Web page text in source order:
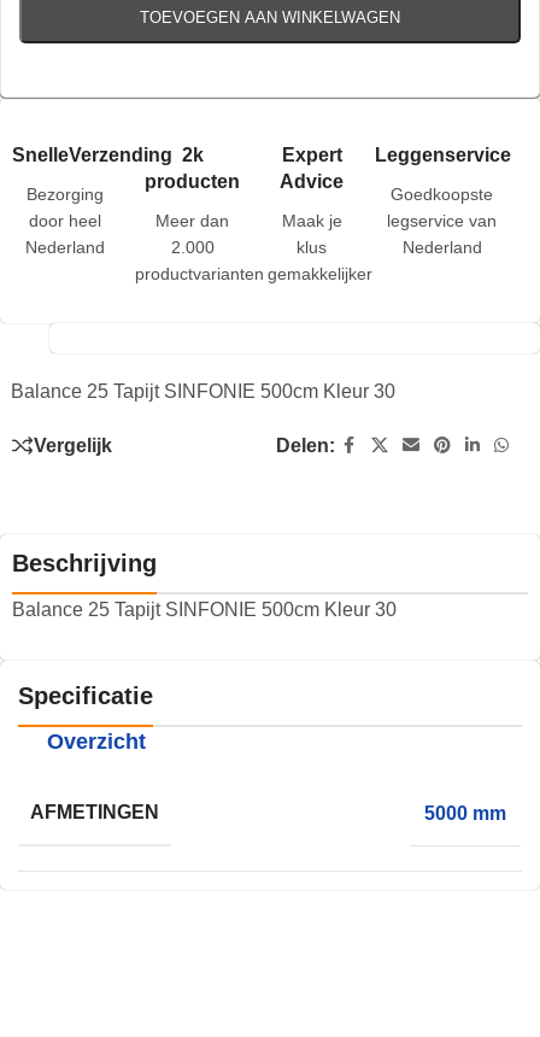
TOEVOEGEN AAN WINKELWAGEN
SnelleVerzending
Bezorging
door heel
Nederland
2k
producten
Meer dan
2.000
productvarianten
Expert
Advice
Maak je
klus
gemakkelijker
Leggenservice
Goedkoopste
legservice van
Nederland
Balance 25 Tapijt SINFONIE 500cm Kleur 30
Vergelijk Delen:
Beschrijving
Balance 25 Tapijt SINFONIE 500cm Kleur 30
Specificatie
Overzicht
AFMETINGEN 5000 mm